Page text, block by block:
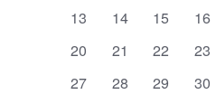
n
d
0
13
0
14
0
15
0
16
0
20
0
21
0
22
0
23
0
27
0
28
0
29
0
30